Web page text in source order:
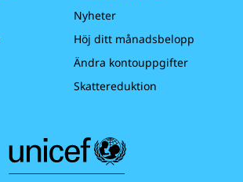
Nyheter
Höj ditt månadsbelopp
Ändra kontouppgifter
Skattereduktion